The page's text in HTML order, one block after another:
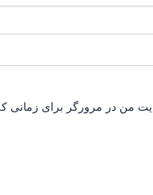
من در مرورگر برای زمانی